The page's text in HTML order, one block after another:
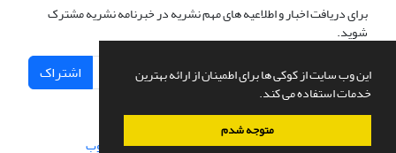
این وب سایت از کوکی ها برای اطمینان از ارائه بهترین
خدمات استفاده می کند.
متوجه شدم
برای دریافت اخبار و اطلاعیه های مهم نشریه در خبرنامه نشریه مشترک
شوید.
اشتراک
سامانه مدیریت نشریات علمی.طراحی و پیاده سازی از سیناوب